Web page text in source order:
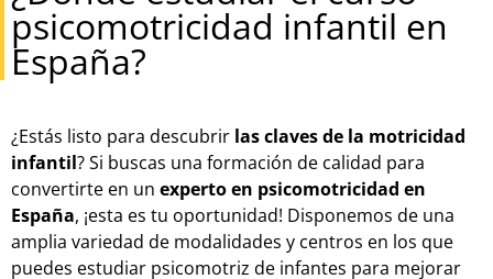
psicomotricidad infantil en
España?
¿Estás listo para descubrir las claves de la motricidad
infantil? Si buscas una formación de calidad para
convertirte en un experto en psicomotricidad en
España, ¡esta es tu oportunidad! Disponemos de una
amplia variedad de modalidades y centros en los que
puedes estudiar psicomotriz de infantes para mejorar